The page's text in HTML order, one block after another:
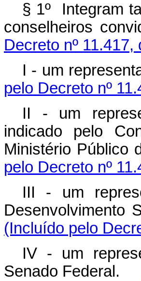
§ 1º Integram
conselheiros
Decreto nº 11.417,
I - um
pelo Decreto nº
II - um
indicado pelo
Ministério
pelo Decreto nº
III - um
(Incluído pelo
IV - um
Senado Federal.